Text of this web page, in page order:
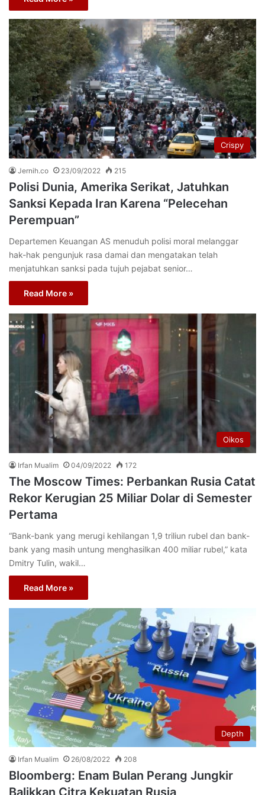
Crispy
Jernih.co 23/09/2022 215
Polisi Dunia, Amerika Serikat, Jatuhkan
Sanksi Kepada Iran Karena “Pelecehan
Perempuan”
Departemen Keuangan AS menuduh polisi moral melanggar
hak-hak pengunjuk rasa damai dan mengatakan telah
menjatuhkan sanksi pada tujuh pejabat senior…
Read More »
Oikos
Irfan Mualim 04/09/2022 172
The Moscow Times: Perbankan Rusia Catat
Rekor Kerugian 25 Miliar Dolar di Semester
Pertama
“Bank-bank yang merugi kehilangan 1,9 triliun rubel dan bank-
bank yang masih untung menghasilkan 400 miliar rubel,” kata
Dmitry Tulin, wakil…
Read More »
Depth
Irfan Mualim 26/08/2022 208
Bloomberg: Enam Bulan Perang Jungkir